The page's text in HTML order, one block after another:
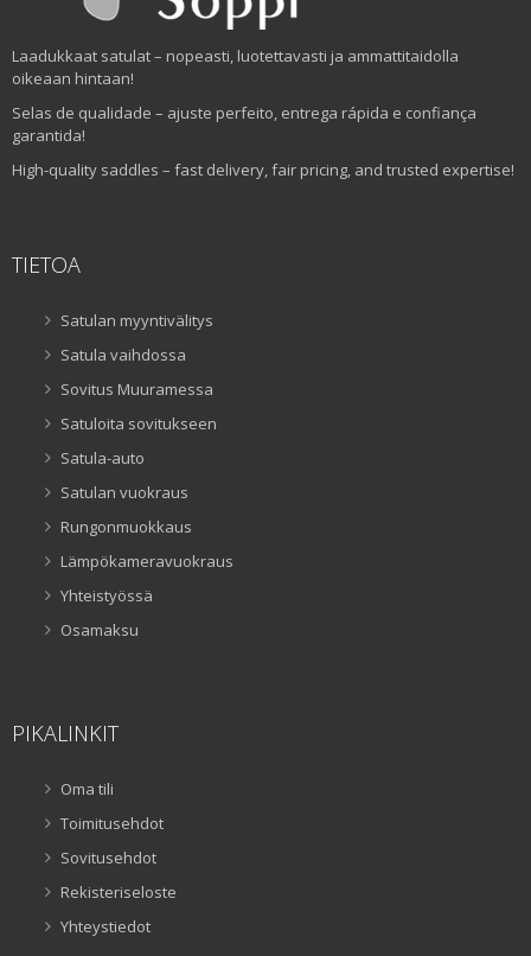
Laadukkaat satulat – nopeasti, luotettavasti ja ammattitaidolla
oikeaan hintaan!
Selas de qualidade – ajuste perfeito, entrega rápida e confiança
garantida!
High-quality saddles – fast delivery, fair pricing, and trusted expertise!
TIETOA
Satulan myyntivälitys
Satula vaihdossa
Sovitus Muuramessa
Satuloita sovitukseen
Satula-auto
Satulan vuokraus
Rungonmuokkaus
Lämpökameravuokraus
Yhteistyössä
Osamaksu
PIKALINKIT
Oma tili
Toimitusehdot
Sovitusehdot
Rekisteriseloste
Yhteystiedot